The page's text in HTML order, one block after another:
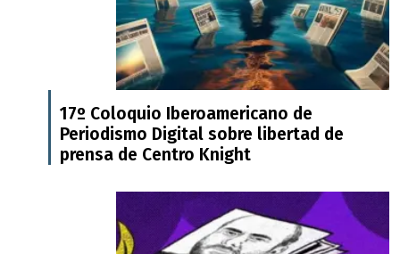
17º Coloquio Iberoamericano de
Periodismo Digital sobre libertad de
prensa de Centro Knight